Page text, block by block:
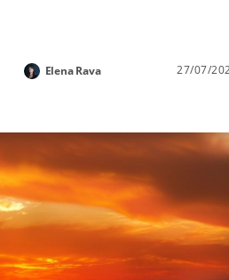
Elena Rava 27/07/